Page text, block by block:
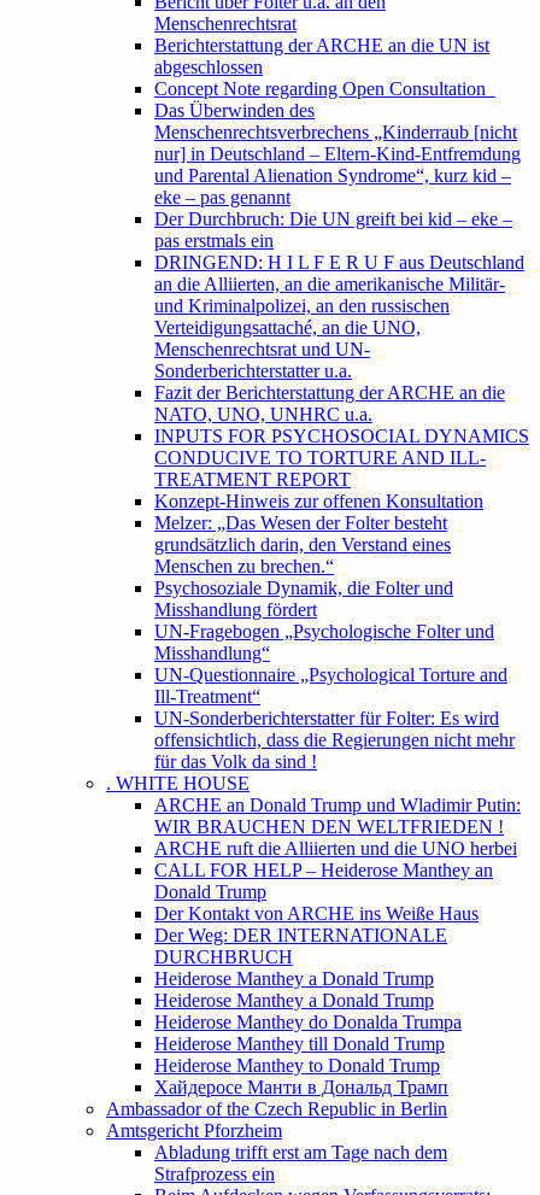
Menschenrechtsrat
Berichterstattung der ARCHE an die UN ist
abgeschlossen
Concept Note regarding Open Consultation
Das Überwinden des
Menschenrechtsverbrechens „Kinderraub [nicht
nur] in Deutschland – Eltern-Kind-Entfremdung
und Parental Alienation Syndrome“, kurz kid –
eke – pas genannt
Der Durchbruch: Die UN greift bei kid – eke –
pas erstmals ein
DRINGEND: H I L F E R U F aus Deutschland
an die Alliierten, an die amerikanische Militär-
und Kriminalpolizei, an den russischen
Verteidigungsattaché, an die UNO,
Menschenrechtsrat und UN-
Sonderberichterstatter u.a.
Fazit der Berichterstattung der ARCHE an die
NATO, UNO, UNHRC u.a.
INPUTS FOR PSYCHOSOCIAL DYNAMICS
CONDUCIVE TO TORTURE AND ILL-
TREATMENT REPORT
Konzept-Hinweis zur offenen Konsultation
Melzer: „Das Wesen der Folter besteht
grundsätzlich darin, den Verstand eines
Menschen zu brechen.“
Psychosoziale Dynamik, die Folter und
Misshandlung fördert
UN-Fragebogen „Psychologische Folter und
Misshandlung“
UN-Questionnaire „Psychological Torture and
Ill-Treatment“
UN-Sonderberichterstatter für Folter: Es wird
offensichtlich, dass die Regierungen nicht mehr
für das Volk da sind !
. WHITE HOUSE
ARCHE an Donald Trump und Wladimir Putin:
WIR BRAUCHEN DEN WELTFRIEDEN !
ARCHE ruft die Alliierten und die UNO herbei
CALL FOR HELP – Heiderose Manthey an
Donald Trump
Der Kontakt von ARCHE ins Weiße Haus
Der Weg: DER INTERNATIONALE
DURCHBRUCH
Heiderose Manthey a Donald Trump
Heiderose Manthey a Donald Trump
Heiderose Manthey do Donalda Trumpa
Heiderose Manthey till Donald Trump
Heiderose Manthey to Donald Trump
Хайдеросе Манти в Дональд Трамп
Ambassador of the Czech Republic in Berlin
Amtsgericht Pforzheim
Abladung trifft erst am Tage nach dem
Strafprozess ein